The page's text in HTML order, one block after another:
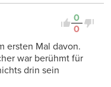
0
0
ersten Mal davon.
war berühmt für
drin sein